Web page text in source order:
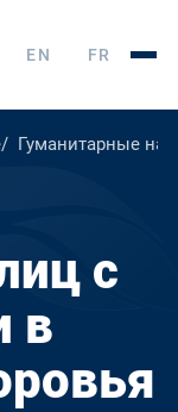
EN FR
Гуманитарные
с
в